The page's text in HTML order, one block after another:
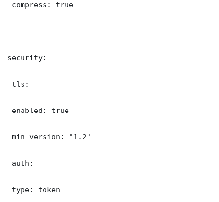
compress: true
security:
tls:
enabled: true
min_version: "1.2"
auth:
type: token